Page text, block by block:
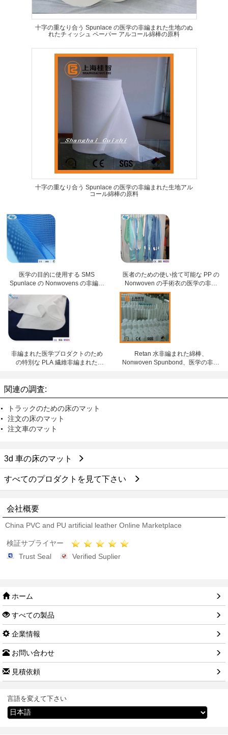
十字の重なり合う Spunlace の医学の非編まれた生地のぬ
れたチィッシュ ペーパー アルコール綿棒の原料
十字の重なり合う Spunlace の医学の非編まれた生地アル
コール綿棒の原料
医学の目的に使用する SMS
Spunlace の Nonwovens の非編ま
医者のための使い捨て可能な PP の
Nonwoven の手術衣の医学の非編
まれた生地
非編まれた医学プロダクトのため
の特別な PLA 繊維非編まれた
Retan 水非編まれた綿棒、
Nonwoven Spunbond、医学の非編
関連の調査:
トラックのための床のマット
注文の床のマット
注文車のマット
3d 車の床のマット
すべてのプロダクトを見て下さい
会社概要
China PVC and PU artificial leather Online Marketplace
検証サプライヤー
Trust Seal
Verified Suplier
ホーム
すべての製品
企業情報
お問い合わせ
見積依頼
言語を変えて下さい